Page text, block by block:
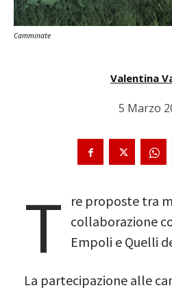
Camminate
Valentina
5 Marzo
T
re proposte tra
collaborazione
Empoli e Quelli
La partecipazione alle